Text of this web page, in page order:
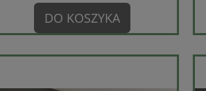
DO KOSZYKA